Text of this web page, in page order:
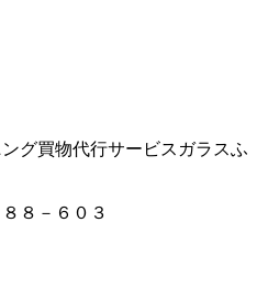
グ買物代行サービス ガラスふ
８－６０３